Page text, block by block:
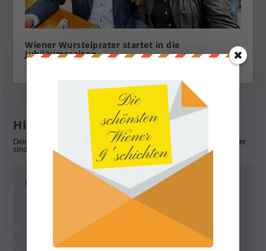
Wiener Wurstelprater startet in die
Jubiläumssaison
1. Juni 2023
Hinterlasse eine Antwort
Deine E-Mail-Adresse wird nicht veröffentlicht. Erforderliche Felder
sind mit markiert